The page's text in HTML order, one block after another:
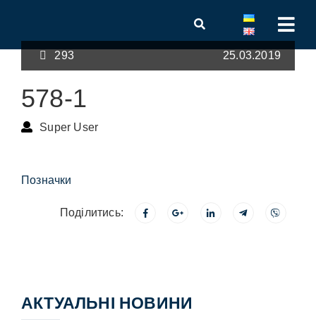
293 25.03.2019
578-1
Super User
Позначки
Поділитись:
АКТУАЛЬНІ НОВИНИ